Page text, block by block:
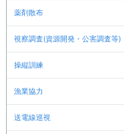
薬剤散布
視察調査(資源開発・公害調査等)
操縦訓練
漁業協力
送電線巡視